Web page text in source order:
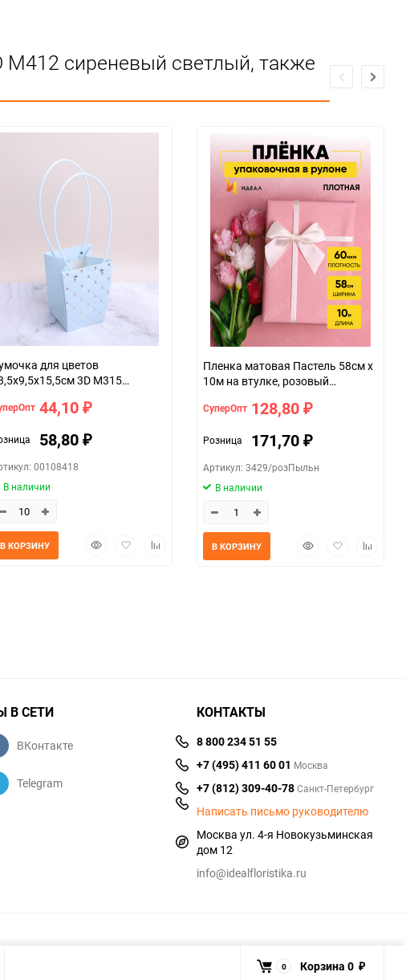
М412 сиреневый светлый, также
для цветов
3D М315
44,10 ₽
58,80 ₽
00108418
В наличии
БыстрыйДобавитьДобавить
В КОРЗИНУ
Пленка матовая Пастель 58см х
10м на втулке, розовый
СуперОпт 128,80 ₽
Розница 171,70 ₽
Артикул: 3429/розПыльн
В наличии
БыстрыйДобавить
В КОРЗИНУ
В СЕТИ
ВКонтакте
Telegram
КОНТАКТЫ
8 800 234 51 55
+7 (495) 411 60 01 Москва
+7 (812) 309-40-78Санкт-Петербург
Написать письмо руководителю
Москва ул. 4-я Новокузьминская
дом 12
info@idealfloristika.ru
0 Корзина 0 ₽